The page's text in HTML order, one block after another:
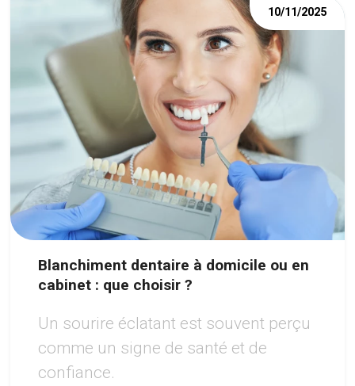
Blanchiment dentaire à domicile ou en
cabinet : que choisir ?
10/11/2025
Un sourire éclatant est souvent perçu
comme un signe de santé et de
confiance.